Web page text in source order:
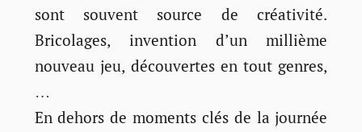
sont souvent source de créativité.
Bricolages, invention d’un millième
nouveau jeu, découvertes en tout genres,
…
En dehors de moments clés de la journée